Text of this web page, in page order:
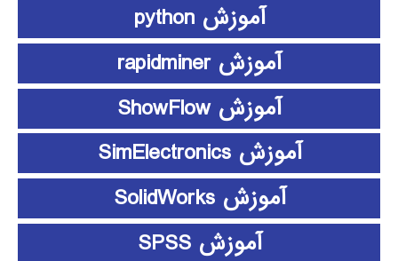
آموزش python
آموزش rapidminer
آموزش ShowFlow
آموزش SimElectronics
آموزش SolidWorks
آموزش SPSS